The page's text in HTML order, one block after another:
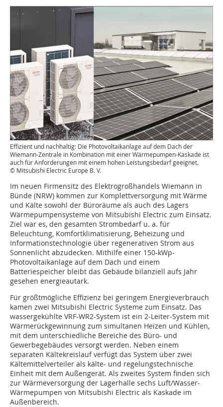
Effizient und nachhaltig: Die Photovoltaikanlage auf dem Dach der
Wiemann-Zentrale in Kombination mit einer Wärmepumpen-Kaskade ist
auch für Anforderungen mit einem hohen Leistungsbedarf geeignet.
© Mitsubishi Electric Europe B. V.
Im neuen Firmensitz des Elektrogroßhandels Wiemann in
Bünde (NRW) kommen zur Komplettversorgung mit Wärme
und Kälte sowohl der Büroräume als auch des Lagers
Wärmepumpensysteme von Mitsubishi Electric zum Einsatz.
Ziel war es, den gesamten Strombedarf u. a. für
Beleuchtung, Komfortklimatisierung, Beheizung und
Informationstechnologie über regenerativen Strom aus
Sonnenlicht abzudecken. Mithilfe einer 150-kWp-
Photovoltaikanlage auf dem Dach und einem
Batteriespeicher bleibt das Gebäude bilanziell aufs Jahr
gesehen energieautark.
Für größtmögliche Effizienz bei geringem Energieverbrauch
kamen zwei Mitsubishi Electric Systeme zum Einsatz. Das
wassergekühlte VRF-WR2-System ist ein 2-Leiter-System mit
Wärmerückgewinnung zum simultanen Heizen und Kühlen,
mit dem unterschiedliche Bereiche des Büro- und
Gewerbegebäudes versorgt werden. Neben einem
separaten Kältekreislauf verfügt das System über zwei
Kältemittelverteiler als kälte- und regelungstechnische
Einheit mit dem Außengerät. Als zweites System finden sich
zur Wärmeversorgung der Lagerhalle sechs Luft/Wasser-
Wärmepumpen von Mitsubishi Electric als Kaskade im
Außenbereich.